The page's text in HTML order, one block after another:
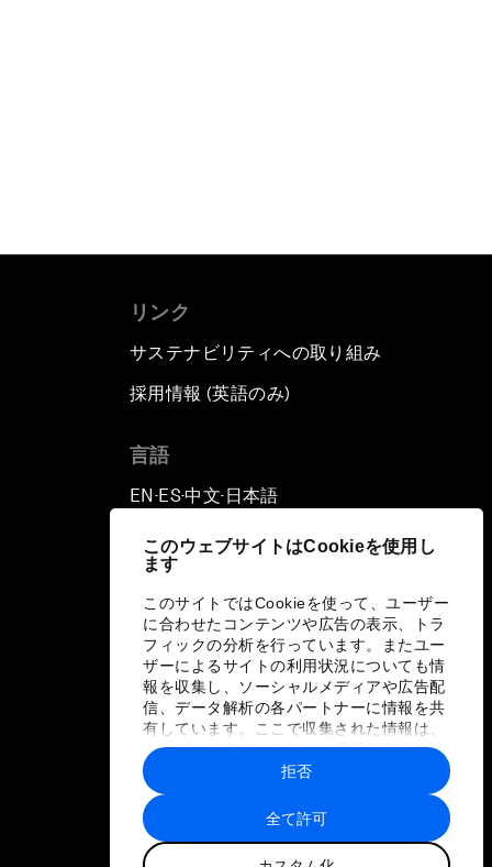
このウェブサイトはCookieを使用し
ます
このサイトではCookieを使って、ユーザー
に合わせたコンテンツや広告の表示、トラ
フィックの分析を行っています。またユー
ザーによるサイトの利用状況についても情
報を収集し、ソーシャルメディアや広告配
信、データ解析の各パートナーに情報を共
有しています。ここで収集された情報は、
ユーザーが各パートナーに提供した他の情
報や各パートナーのサービスを使用した際
に収集された情報と組み合わされ、各パー
トナーによって使用されることがありま
す。
全て許可
拒否
リンク
サステナビリティへの取り組み
採用情報 (英語のみ)
言語
EN ▪ES▪中文▪ 日本語